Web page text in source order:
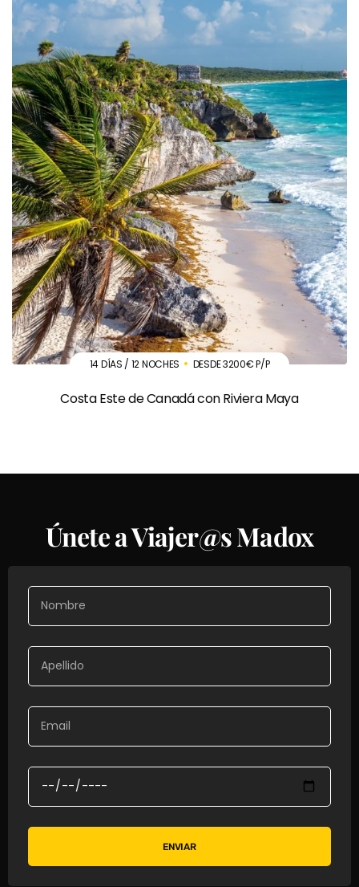
14 DÍAS / 12 NOCHES DESDE 3200€ P/P
Costa Este de Canadá con Riviera Maya
Únete a Viajer@s Madox
ENVIAR